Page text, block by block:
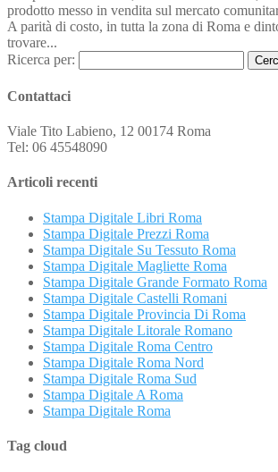
prodotto messo in vendita sul mercato
A parità di costo, in tutta la zona di Roma e
trovare...
Ricerca per:
Contattaci
Viale Tito Labieno, 12 00174 Roma
Tel: 06 45548090
Articoli recenti
Stampa Digitale Libri Roma
Stampa Digitale Prezzi Roma
Stampa Digitale Su Tessuto Roma
Stampa Digitale Magliette Roma
Stampa Digitale Grande Formato Roma
Stampa Digitale Castelli Romani
Stampa Digitale Provincia Di Roma
Stampa Digitale Litorale Romano
Stampa Digitale Roma Centro
Stampa Digitale Roma Nord
Stampa Digitale Roma Sud
Stampa Digitale A Roma
Stampa Digitale Roma
Tag cloud